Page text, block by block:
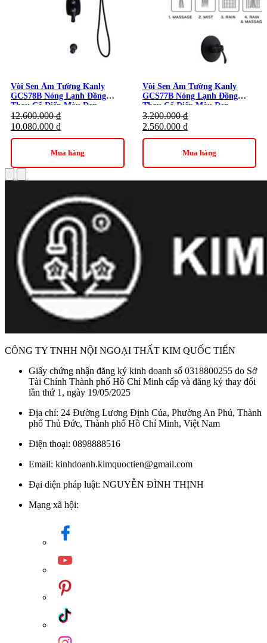
Vòi Sen Âm Tường Kanly
GCS78B Nóng Lạnh Đồng
Thau Cổ Điển Màu Đen
12.600.000₫
10.080.000 ₫
Mua hàng
Vòi Sen Âm Tường Kanly
GCS77B Nóng Lạnh Đồng
Thau Cổ Điển Màu Đen
3.200.000₫
2.560.000 ₫
Mua hàng
CÔNG TY TNHH NỘI NGOẠI THẤT KIM QUỐC TIẾN
Giấy chứng nhận đăng ký kinh doanh số 0318800255 do Sở
Tài Chính Thành phố Hồ Chí Minh cấp và đăng ký thay đổi
lần thứ 1, ngày 19/05/2025
Địa chỉ: 24 Đường Lương Định Của, Phường An Phú, Thành
phố Thủ Đức, Thành phố Hồ Chí Minh, Việt Nam
Điện thoại: 0898888516
Email: kinhdoanh.kimquoctien@gmail.com
Đại diện pháp luật: NGUYỄN ĐÌNH THỊNH
Mạng xã hội: